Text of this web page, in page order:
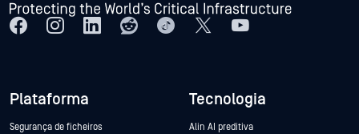
Plataforma
Segurança de ficheiros
Tecnologia
Alin AI preditiva